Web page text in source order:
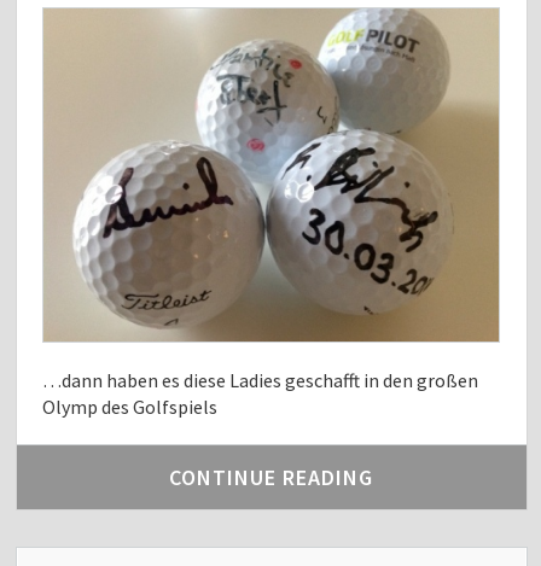
…dann haben es diese Ladies geschafft in den großen
Olymp des Golfspiels
CONTINUE READING